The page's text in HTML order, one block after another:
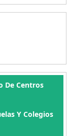
De Centros
Y Colegios